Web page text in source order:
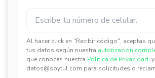
Al hacer click en "Recibir código", aceptas
tus datos según nuestra autorización
que conoces nuestra Política de Privacidad.
datos@soytul.com para solicitudes o